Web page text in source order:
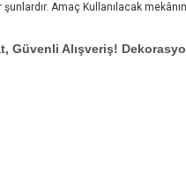
Amaç Kullanılacak
Güvenli Alışveriş!